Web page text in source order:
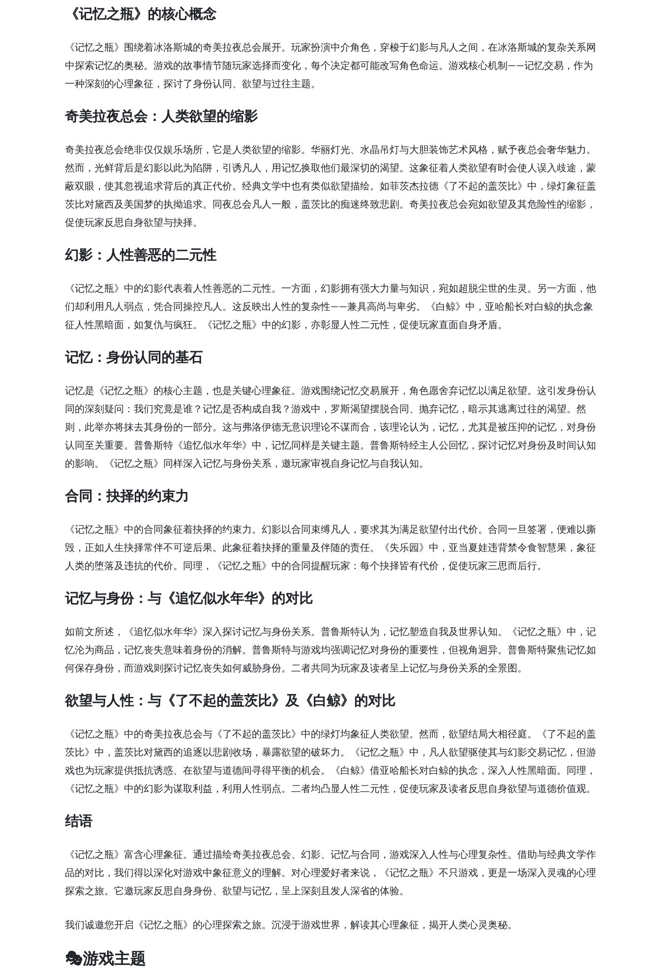
《记忆之瓶》的核心概念
《记忆之瓶》围绕着冰洛斯城的奇美拉夜总会展开。玩家扮演中介角色，穿梭于幻影与凡人之间，在冰洛斯城的复杂关系网
中探索记忆的奥秘。游戏的故事情节随玩家选择而变化，每个决定都可能改写角色命运。游戏核心机制——记忆交易，作为
一种深刻的心理象征，探讨了身份认同、欲望与过往主题。
奇美拉夜总会：人类欲望的缩影
奇美拉夜总会绝非仅仅娱乐场所，它是人类欲望的缩影。华丽灯光、水晶吊灯与大胆装饰艺术风格，赋予夜总会奢华魅力。
然而，光鲜背后是幻影以此为陷阱，引诱凡人，用记忆换取他们最深切的渴望。这象征着人类欲望有时会使人误入歧途，蒙
蔽双眼，使其忽视追求背后的真正代价。经典文学中也有类似欲望描绘。如菲茨杰拉德《了不起的盖茨比》中，绿灯象征盖
茨比对黛西及美国梦的执拗追求。同夜总会凡人一般，盖茨比的痴迷终致悲剧。奇美拉夜总会宛如欲望及其危险性的缩影，
促使玩家反思自身欲望与抉择。
幻影：人性善恶的二元性
《记忆之瓶》中的幻影代表着人性善恶的二元性。一方面，幻影拥有强大力量与知识，宛如超脱尘世的生灵。另一方面，他
们却利用凡人弱点，凭合同操控凡人。这反映出人性的复杂性——兼具高尚与卑劣。《白鲸》中，亚哈船长对白鲸的执念象
征人性黑暗面，如复仇与疯狂。《记忆之瓶》中的幻影，亦彰显人性二元性，促使玩家直面自身矛盾。
记忆：身份认同的基石
记忆是《记忆之瓶》的核心主题，也是关键心理象征。游戏围绕记忆交易展开，角色愿舍弃记忆以满足欲望。这引发身份认
同的深刻疑问：我们究竟是谁？记忆是否构成自我？游戏中，罗斯渴望摆脱合同、抛弃记忆，暗示其逃离过往的渴望。然
则，此举亦将抹去其身份的一部分。这与弗洛伊德无意识理论不谋而合，该理论认为，记忆，尤其是被压抑的记忆，对身份
认同至关重要。普鲁斯特《追忆似水年华》中，记忆同样是关键主题。普鲁斯特经主人公回忆，探讨记忆对身份及时间认知
的影响。《记忆之瓶》同样深入记忆与身份关系，邀玩家审视自身记忆与自我认知。
合同：抉择的约束力
《记忆之瓶》中的合同象征着抉择的约束力。幻影以合同束缚凡人，要求其为满足欲望付出代价。合同一旦签署，便难以撕
毁，正如人生抉择常伴不可逆后果。此象征着抉择的重量及伴随的责任。《失乐园》中，亚当夏娃违背禁令食智慧果，象征
人类的堕落及违抗的代价。同理，《记忆之瓶》中的合同提醒玩家：每个抉择皆有代价，促使玩家三思而后行。
记忆与身份：与《追忆似水年华》的对比
如前文所述，《追忆似水年华》深入探讨记忆与身份关系。普鲁斯特认为，记忆塑造自我及世界认知。《记忆之瓶》中，记
忆沦为商品，记忆丧失意味着身份的消解。普鲁斯特与游戏均强调记忆对身份的重要性，但视角迥异。普鲁斯特聚焦记忆如
何保存身份，而游戏则探讨记忆丧失如何威胁身份。二者共同为玩家及读者呈上记忆与身份关系的全景图。
欲望与人性：与《了不起的盖茨比》及《白鲸》的对比
《记忆之瓶》中的奇美拉夜总会与《了不起的盖茨比》中的绿灯均象征人类欲望。然而，欲望结局大相径庭。《了不起的盖
茨比》中，盖茨比对黛西的追逐以悲剧收场，暴露欲望的破坏力。《记忆之瓶》中，凡人欲望驱使其与幻影交易记忆，但游
戏也为玩家提供抵抗诱惑、在欲望与道德间寻得平衡的机会。《白鲸》借亚哈船长对白鲸的执念，深入人性黑暗面。同理，
《记忆之瓶》中的幻影为谋取利益，利用人性弱点。二者均凸显人性二元性，促使玩家及读者反思自身欲望与道德价值观。
结语
《记忆之瓶》富含心理象征。通过描绘奇美拉夜总会、幻影、记忆与合同，游戏深入人性与心理复杂性。借助与经典文学作
品的对比，我们得以深化对游戏中象征意义的理解。对心理爱好者来说，《记忆之瓶》不只游戏，更是一场深入灵魂的心理
探索之旅。它邀玩家反思自身身份、欲望与记忆，呈上深刻且发人深省的体验。
我们诚邀您开启《记忆之瓶》的心理探索之旅。沉浸于游戏世界，解读其心理象征，揭开人类心灵奥秘。
🎭游戏主题